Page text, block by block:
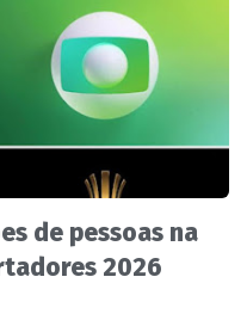
de pessoas na
2026